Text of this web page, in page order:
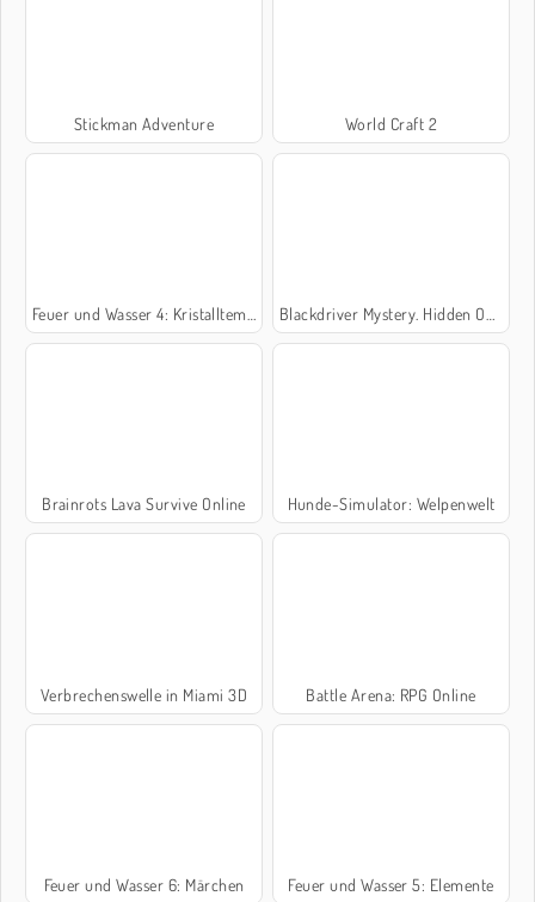
Stickman Adventure World Craft 2
Feuer und Wasser 4: Kristalltempel Blackdriver Mystery. Hidden Objects
Brainrots Lava Survive Online Hunde-Simulator: Welpenwelt
Verbrechenswelle in Miami 3D Battle Arena: RPG Online
Feuer und Wasser 6: Märchen Feuer und Wasser 5: Elemente